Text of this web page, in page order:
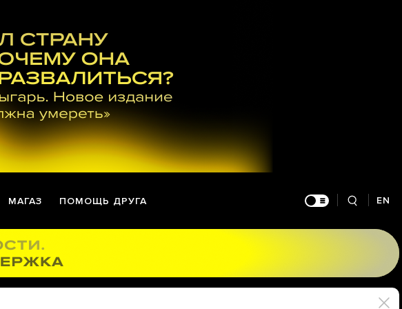
МАГАЗ ПОМОЩЬ ДРУГА EN